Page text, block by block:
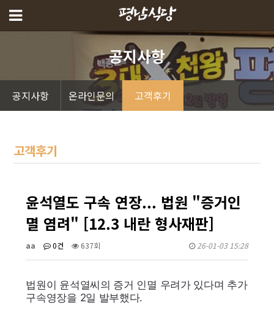
공지사항
공지사항 온라인문의 고객후기
고객후기
윤석열도 구속 연장... 법원 "증거인
멸 염려" [12.3 내란 형사재판]
aa 0건 637회 26-01-03 15:28
법원이 윤석열씨의 증거 인멸 우려가 있다며 추가
구속영장을 2일 발부했다.